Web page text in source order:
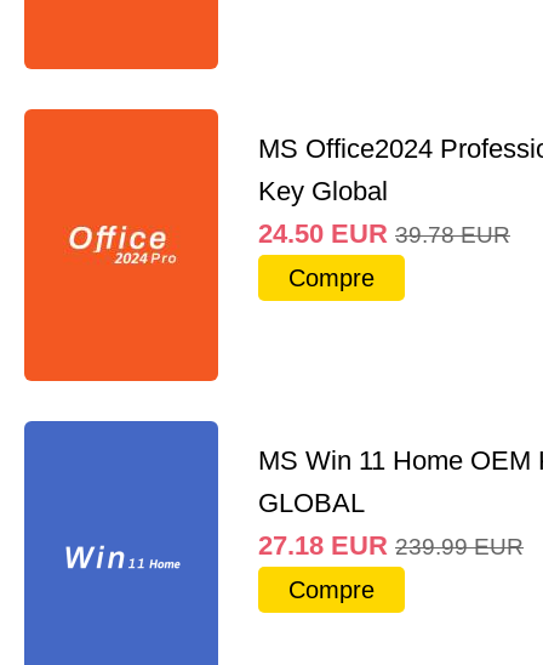
MS Office2024
Key Global
24.50 EUR 39.78 EUR
Compre
MS Win 11 Home OEM
GLOBAL
27.18 EUR 239.99 EUR
Compre